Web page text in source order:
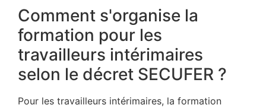
Comment s'organise la
formation pour les
travailleurs intérimaires
selon le décret SECUFER ?
Pour les travailleurs intérimaires, la formation